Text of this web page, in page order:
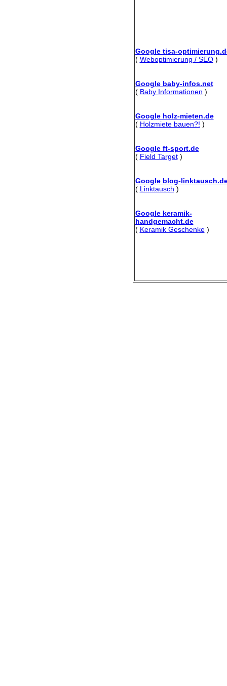
Google tisa-
( Weboptimierung / SEO)
Google baby-infos.net
( Baby Informationen )
Google holz-mieten.de
( Holzmiete bauen?! )
Google ft-sport.de
( Field Target)
Google blog-
( Linktausch )
Google keramik-
handgemacht.de
( Keramik Geschenke)